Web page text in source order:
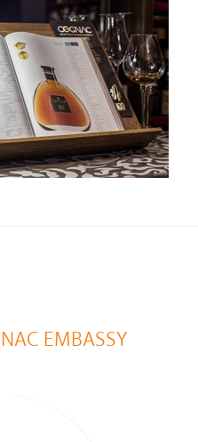
EMBASSY